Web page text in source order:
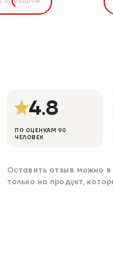
В КОРЗИНУ
4.8
ПО ОЦЕНКАМ 90
ЧЕЛОВЕК
Оставить отзыв можно в
только на продукт,